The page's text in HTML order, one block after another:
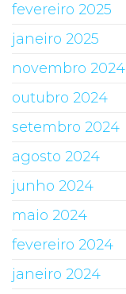
fevereiro 2025
janeiro 2025
novembro 2024
outubro 2024
setembro 2024
agosto 2024
junho 2024
maio 2024
fevereiro 2024
janeiro 2024